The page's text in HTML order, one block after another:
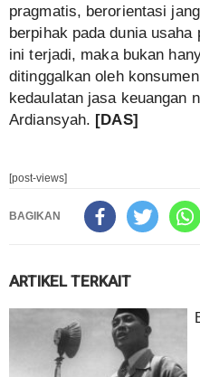
pragmatis, berorientasi
berpihak pada dunia
ini terjadi, maka bukan
ditinggalkan oleh
kedaulatan jasa keuangan
Ardiansyah. [DAS]
[post-views]
BAGIKAN
ARTIKEL TERKAIT